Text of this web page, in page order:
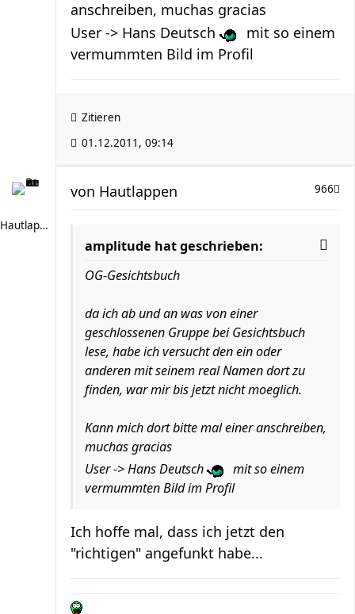
anschreiben, muchas gracias
User -> Hans Deutsch
mit so einem
vermummten Bild im Profil
Zitieren
01.12.2011, 09:14
Hautlappen
966
von Hautlappen
amplitude hat geschrieben:
OG-Gesichtsbuch
da ich ab und an was von einer
geschlossenen Gruppe bei Gesichtsbuch
lese, habe ich versucht den ein oder
anderen mit seinem real Namen dort zu
finden, war mir bis jetzt nicht moeglich.
Kann mich dort bitte mal einer anschreiben,
muchas gracias
User -> Hans Deutsch
mit so einem
vermummten Bild im Profil
Ich hoffe mal, dass ich jetzt den
"richtigen" angefunkt habe...